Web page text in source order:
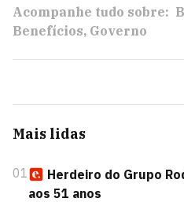
Acompanhe tudo sobre:
Benefícios Governo
Mais lidas
01
Herdeiro do Grupo
aos 51 anos